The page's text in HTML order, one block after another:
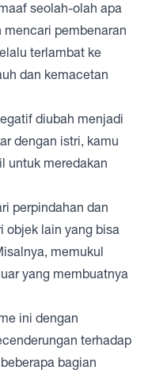
seolah-olah apa
pembenaran
terlambat ke
dan kemacetan
diubah menjadi
dengan istri, kamu
untuk meredakan
perpindahan dan
objek lain yang bisa
memukul
yang membuatnya
ini dengan
terhadap
bagian